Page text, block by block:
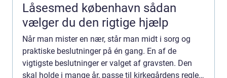
Låsesmed københavn sådan
vælger du den rigtige hjælp
Når man mister en nær, står man midt i sorg og
praktiske beslutninger på én gang. En af de
vigtigste beslutninger er valget af gravsten. Den
skal holde i mange år, passe til kirkegårdens regler